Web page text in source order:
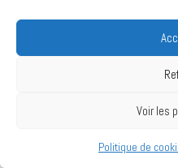
Voir les
Politique de
La